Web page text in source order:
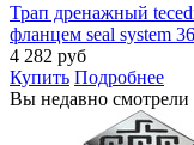
Трап дренажный
фланцем seal system
4 282 руб
Купить Подробнее
Вы недавно смотрели